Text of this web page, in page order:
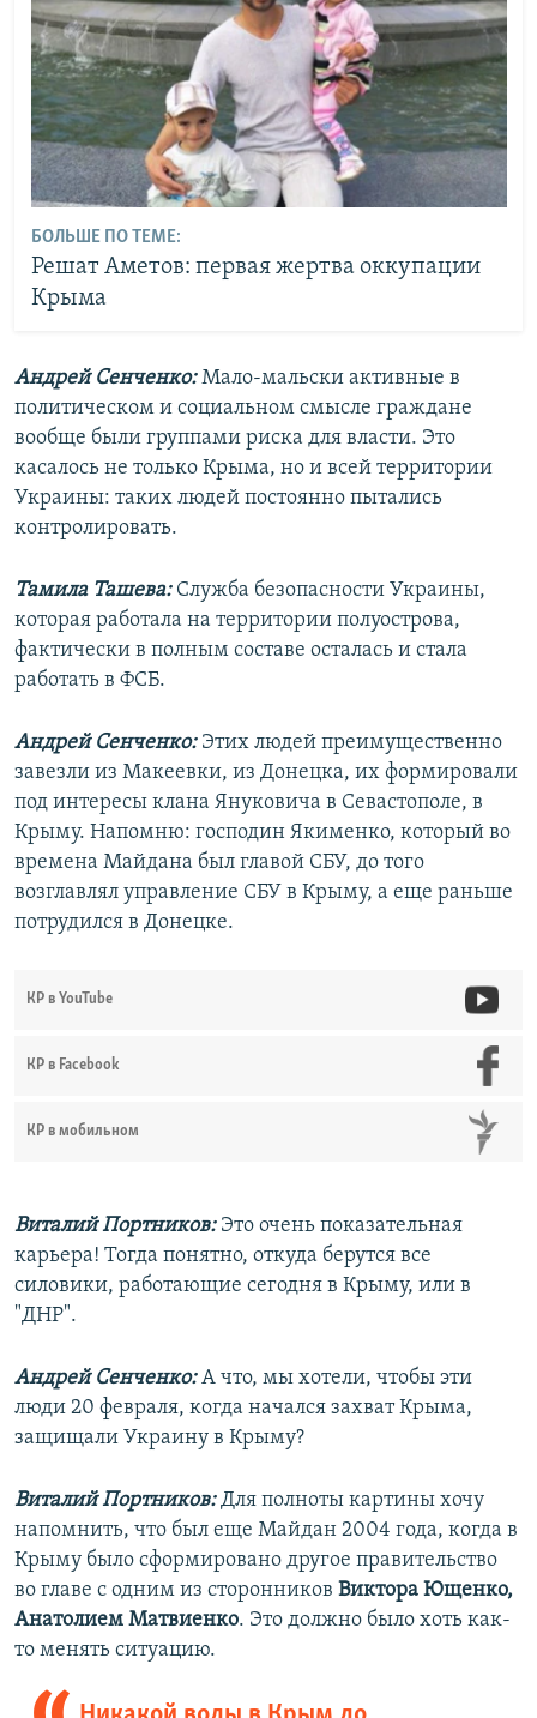
БОЛЬШЕ ПО ТЕМЕ:
Решат Аметов: первая жертва оккупации
Крыма
Андрей Сенченко:Мало-мальски активные в
политическом и социальном смысле граждане
вообще были группами риска для власти. Это
касалось не только Крыма, но и всей территории
Украины: таких людей постоянно пытались
контролировать.
Тамила Ташева:Служба безопасности Украины,
которая работала на территории полуострова,
фактически в полным составе осталась и стала
работать в ФСБ.
Андрей Сенченко: Этих людей преимущественно
завезли из Макеевки, из Донецка, их формировали
под интересы клана Януковича в Севастополе, в
Крыму. Напомню: господин Якименко, который во
времена Майдана был главой СБУ, до того
возглавлял управление СБУ в Крыму, а еще раньше
потрудился в Донецке.
КР в YouTube
КР в Facebook
КР в мобильном
Виталий Портников:Это очень показательная
карьера! Тогда понятно, откуда берутся все
силовики, работающие сегодня в Крыму, или в
"ДНР".
Андрей Сенченко:А что, мы хотели, чтобы эти
люди 20 февраля, когда начался захват Крыма,
защищали Украину в Крыму?
Виталий Портников:Для полноты картины хочу
напомнить, что был еще Майдан 2004 года, когда в
Крыму было сформировано другое правительство
во главе с одним из сторонников Виктора Ющенко,
Анатолием Матвиенко. Это должно было хоть как-
то менять ситуацию.